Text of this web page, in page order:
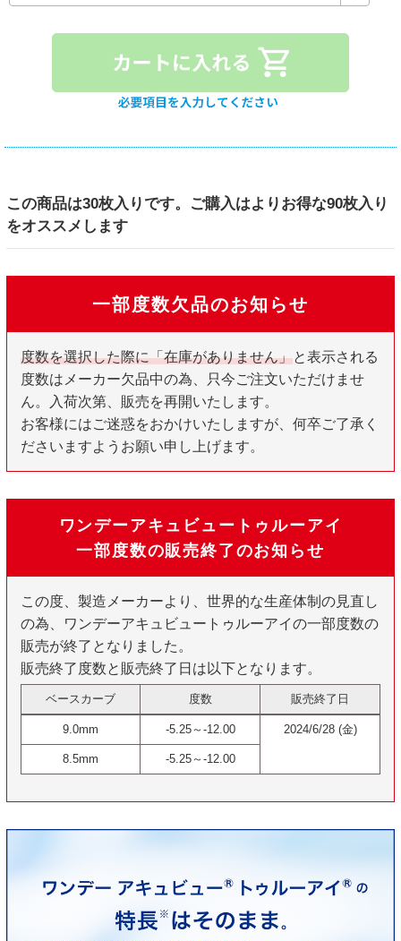
この商品は30枚入りです。ご購入はよりお得な90枚入り
をオススメします
一部度数欠品のお知らせ
度数を選択した際に「在庫がありません」と表示される
度数はメーカー欠品中の為、只今ご注文いただけませ
ん。入荷次第、販売を再開いたします。
お客様にはご迷惑をおかけいたしますが、何卒ご了承く
ださいますようお願い申し上げます。
ワンデーアキュビュートゥルーアイ
一部度数の販売終了のお知らせ
この度、製造メーカーより、世界的な生産体制の見直し
の為、ワンデーアキュビュートゥルーアイの一部度数の
販売が終了となりました。
販売終了度数と販売終了日は以下となります。
ベースカーブ 度数 販売終了日
9.0mm -5.25～-12.00 2024/6/28 (金)
8.5mm -5.25～-12.00